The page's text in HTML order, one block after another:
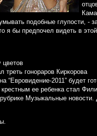
подобные глупости, -
я бы предпочел видеть в
цветов
треть гонораров Киркорова
“Евровидение-2011” будет
ее ребенка стал
Музыкальные новости.